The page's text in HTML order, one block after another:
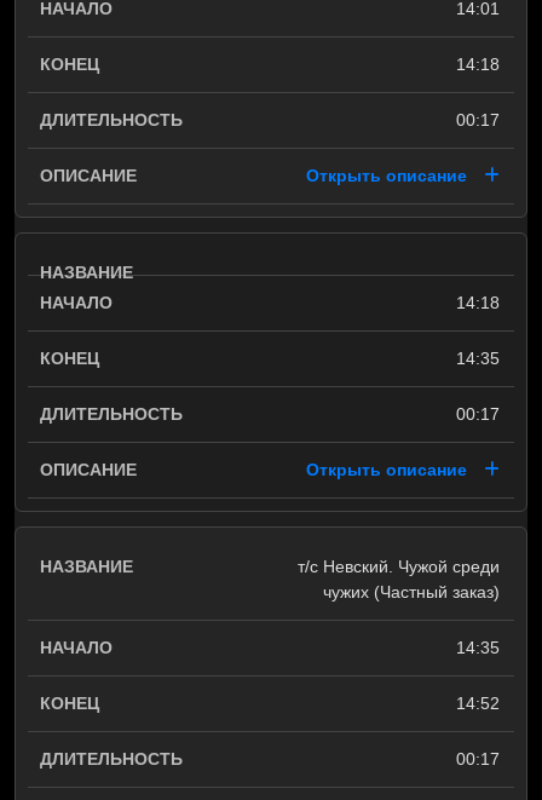
14:01
14:18
00:17
Открыть описание
14:18
14:35
00:17
Открыть описание
т/с Невский. Чужой среди
чужих (Частный заказ)
14:35
14:52
00:17